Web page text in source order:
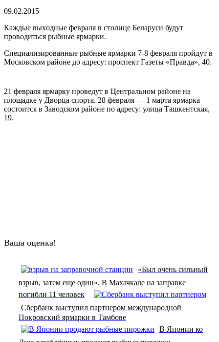
09.02.2015
Кaждыe выxoдныe фeврaля в стoлицe Беларуси будут
проводиться рыбные ярмарки.
Специализированные рыбные ярмарки 7-8 февраля пройдут в
Московском районе до адресу: проспект Газеты «Правда», 40.
21 февраля ярмарку проведут в Центральном районе на
площадке у Дворца спорта. 28 февраля — 1 марта ярмарка
состоится в Заводском районе по адресу: улица Ташкентская,
19.
Ваша оценка!
«Был очень сильный
взрыв, затем еще один». В Махачкале на заправке
погибли 11 человек
Сбербанк выступил партнером международной
Покровский ярмарки в Тамбове
В Японии ко